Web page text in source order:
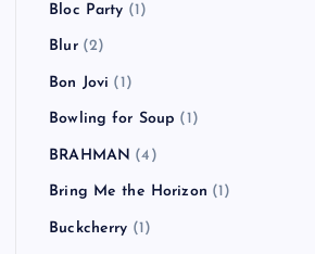
Bloc Party (1)
Blur(2)
Bon Jovi (1)
Bowling for Soup (1)
BRAHMAN (4)
Bring Me the Horizon (1)
Buckcherry (1)